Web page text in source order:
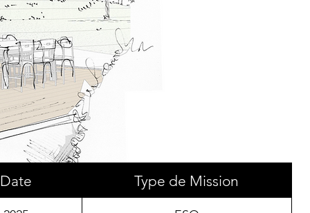
Date Type de Mission